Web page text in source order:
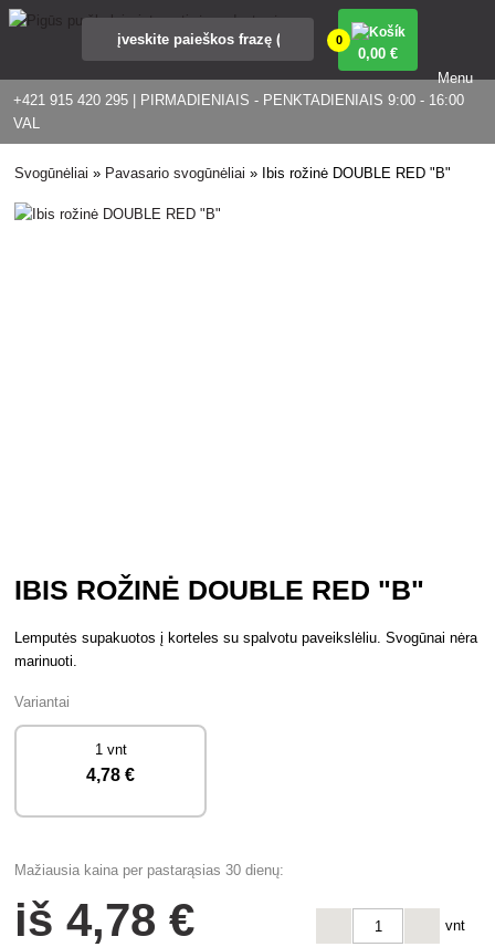
+421 915 420 295 | PIRMADIENIAIS - PENKTADIENIAIS 9:00 - 16:00
VAL
0
0,00 €
Menu
Svogūnėliai » Pavasario svogūnėliai » Ibis rožinė DOUBLE RED "B"
IBIS ROŽINĖ DOUBLE RED "B"
Lemputės supakuotos į korteles su spalvotu paveikslėliu. Svogūnai nėra
marinuoti.
Variantai
1 vnt
4,78 €
Mažiausia kaina per pastarąsias 30 dienų:
iš4,78 € vnt